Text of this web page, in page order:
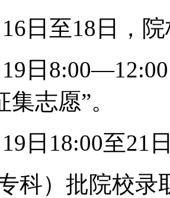
16日至18日，
19日
志愿”。
19日18:00至
科）批院校录